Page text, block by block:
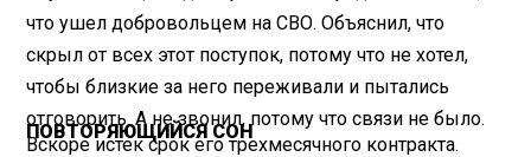
что ушел добровольцем на СВО. Объяснил, что
скрыл от всех этот поступок, потому что не хотел,
чтобы близкие за него переживали и пытались
отговорить. А не звонил, потому что связи не было.
ПОВТОРЯЮЩИЙСЯ СОН
Вскоре истек срок его трехмесячного контракта.